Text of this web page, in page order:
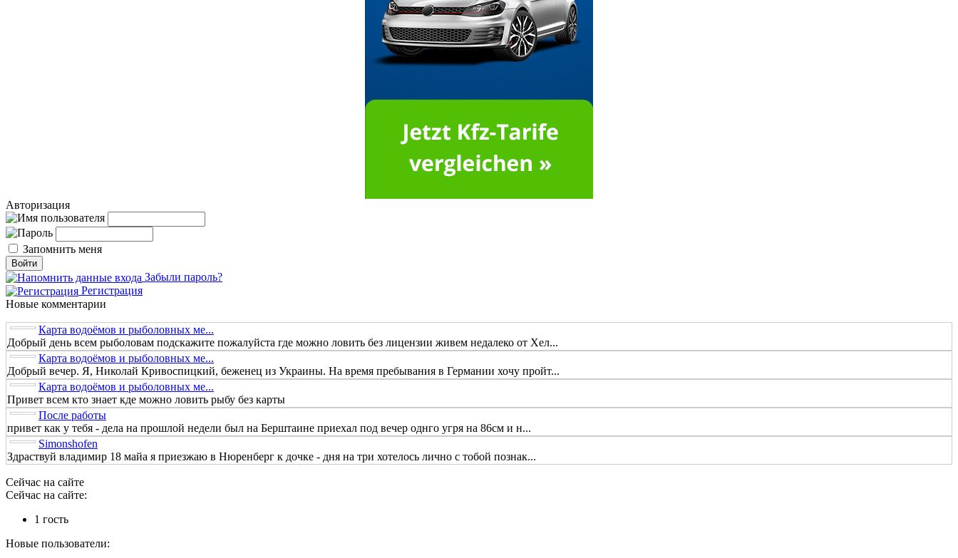
Авторизация
Запомнить меня
Забыли пароль?
Регистрация
Новые комментарии
Карта водоёмов и рыболовных ме...
Добрый день всем рыболовам подскажите пожалуйста где можно ловить без лицензии живем недалеко от Хел...
Карта водоёмов и рыболовных ме...
Добрый вечер. Я, Николай Кривоспицкий, беженец из Украины. На время пребывания в Германии хочу пройт...
Карта водоёмов и рыболовных ме...
Привет всем кто знает кде можно ловить рыбу без карты
После работы
привет как у тебя - дела на прошлой недели был на Берштаине приехал под вечер однго угря на 86см и н...
Simonshofen
Здраствуй владимир 18 майа я приезжаю в Нюренберг к дочке - дня на три хотелось лично с тобой познак...
Сейчас на сайте
Сейчас на сайте:
1 гость
Новые пользователи: